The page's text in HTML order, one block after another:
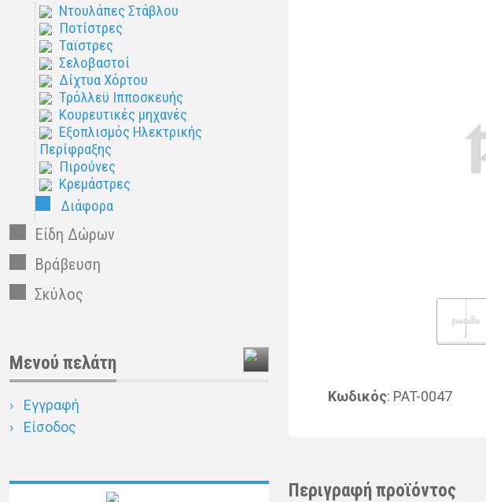
Κωδικός: PAT-0047
Περιγραφή προϊόντος
Ντουλάπες Στάβλου
Ποτίστρες
Ταϊστρες
Σελοβαστοί
Δίχτυα Χόρτου
Τρόλλεϋ Ιπποσκευής
Κουρευτικές μηχανές
Εξοπλισμός Ηλεκτρικής
Περίφραξης
Πιρούνες
Κρεμάστρες
Διάφορα
Είδη Δώρων
Βράβευση
Σκύλος
Μενού πελάτη
Εγγραφή
Είσοδος